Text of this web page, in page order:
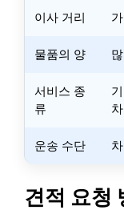
이사 거리
물품의 양
서비스 종
류
운송 수단
견적 요청